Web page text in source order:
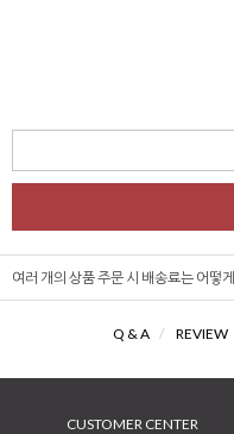
여러 개의 상품 주문 시 배송료는 어떻
Q & A / REVIEW
CUSTOMER CENTER